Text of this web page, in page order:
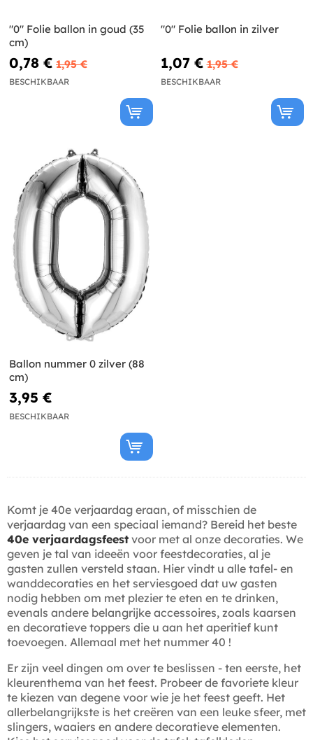
"0" Folie ballon in goud (35
cm)
0,78 € 1,95 €
BESCHIKBAAR
"0" Folie ballon in zilver
1,07 € 1,95 €
BESCHIKBAAR
Ballon nummer 0 zilver (88
cm)
3,95 €
BESCHIKBAAR
Komt je 40e verjaardag eraan, of misschien de
verjaardag van een speciaal iemand? Bereid het beste
40e verjaardagsfeest voor met al onze decoraties. We
geven je tal van ideeën voor feestdecoraties, al je
gasten zullen versteld staan. Hier vindt u alle tafel- en
wanddecoraties en het serviesgoed dat uw gasten
nodig hebben om met plezier te eten en te drinken,
evenals andere belangrijke accessoires, zoals kaarsen
en decoratieve toppers die u aan het aperitief kunt
toevoegen. Allemaal met het nummer 40 !
Er zijn veel dingen om over te beslissen - ten eerste, het
kleurenthema van het feest. Probeer de favoriete kleur
te kiezen van degene voor wie je het feest geeft. Het
allerbelangrijkste is het creëren van een leuke sfeer, met
slingers, waaiers en andere decoratieve elementen.